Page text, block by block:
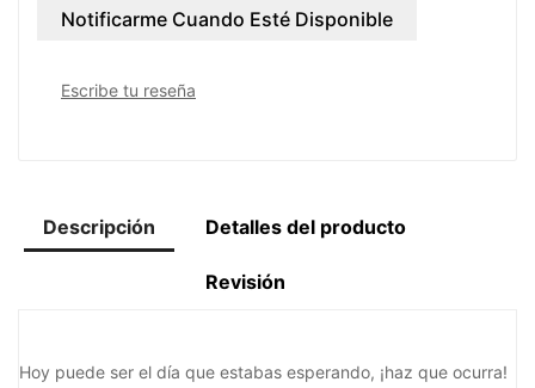
Notificarme Cuando Esté Disponible
Escribe tu reseña
Descripción Detalles del producto
Revisión
Hoy puede ser el día que estabas esperando, ¡haz que ocurra!